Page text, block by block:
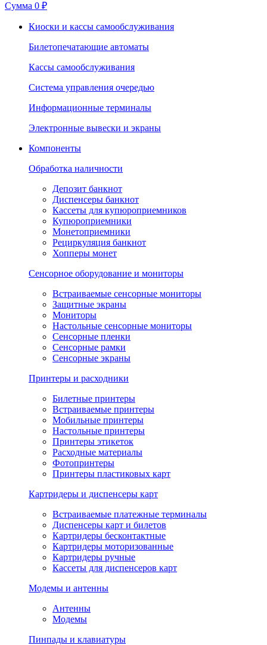
Сумма 0 ₽
Киоски и кассы самообслуживания
Билетопечатающие автоматы
Кассы самообслуживания
Система управления очередью
Информационные терминалы
Электронные вывески и экраны
Компоненты
Обработка наличности
Депозит банкнот
Диспенсеры банкнот
Кассеты для купюроприемников
Купюроприемники
Монетоприемники
Рециркуляция банкнот
Хопперы монет
Сенсорное оборудование и мониторы
Встраиваемые сенсорные мониторы
Защитные экраны
Мониторы
Настольные сенсорные мониторы
Сенсорные пленки
Сенсорные рамки
Сенсорные экраны
Принтеры и расходники
Билетные принтеры
Встраиваемые принтеры
Мобильные принтеры
Настольные принтеры
Принтеры этикеток
Расходные материалы
Фотопринтеры
Принтеры пластиковых карт
Картридеры и диспенсеры карт
Встраиваемые платежные терминалы
Диспенсеры карт и билетов
Картридеры бесконтактные
Картридеры моторизованные
Картридеры ручные
Кассеты для диспенсеров карт
Модемы и антенны
Антенны
Модемы
Пинпады и клавиатуры